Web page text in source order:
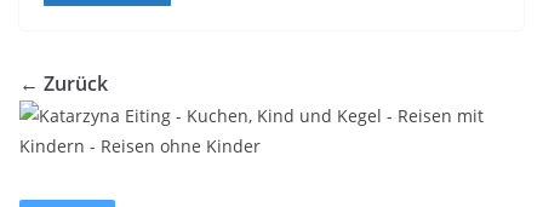
← Zurück